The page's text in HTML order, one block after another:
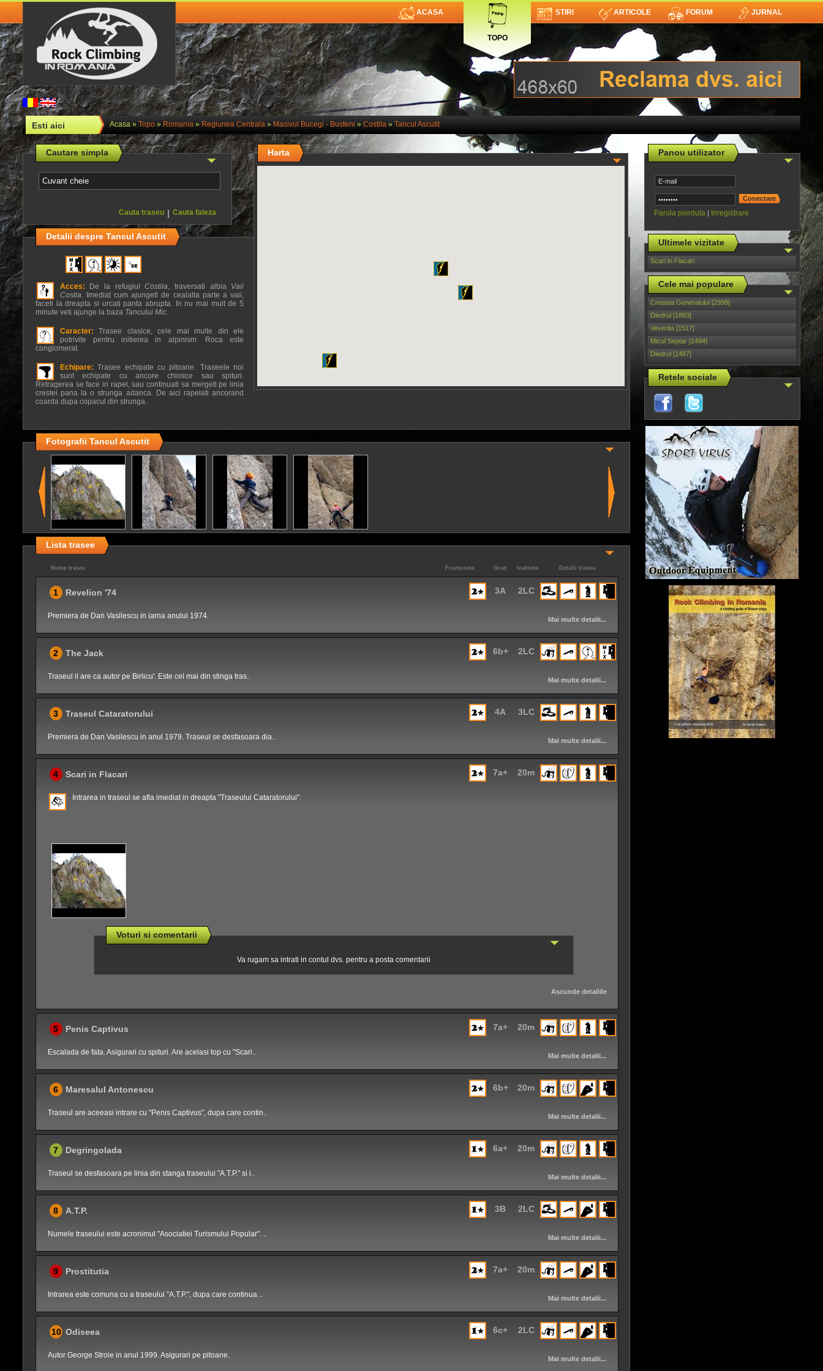
JURNAL
FORUM
ARTICOLE
STIRI
TOPO
ACASA
Esti aici Acasa» Topo» Romania» Regiunea Centrala» Masivul Bucegi - Busteni » Costila» Tancul Ascutit
Panou utilizator
Parola pierduta | Inregistrare
Ultimele vizitate
Scari in Flacari
Cele mai populare
Creasta Generalului [2998]
Diedrul [1893]
Veverita [1517]
Micul Septar [1494]
Diedrul [1487]
Retele sociale
Cautare simpla
Cauta faleza
|
Cauta traseu
Harta
Detalii despre Tancul Ascutit
Acces: De la refugiulCostila, traversati albia Vaii
Costia. Imediat cum ajungeti de cealalta parte a vaii,
faceti la dreapta si urcati panta abrupta. In nu mai mult de 5
minute veti ajunge la baza Tancului Mic.
Caracter:Trasee clasice, cele mai multe din ele
potrivite pentru initierea in alpinism. Roca este
conglomerat.
Echipare:Trasee echipate cu pitoane. Traseele noi
sunt echipate cu ancore chimice sau spituri.
Retragerea se face in rapel, sau continuati sa mergeti pe linia
crestei pana la o strunga adanca. De aici rapelati ancorand
coarda dupa copacul din strunga.
Fotografii Tancul Ascutit
Lista trasee
Detalii traseu
Inaltime
Grad
Frumusete
Nume traseu
2LC
3A
1 Revelion '74
Mai multe detalii...
Premiera de Dan Vasilescu in iarna anului 1974.
2LC
6b+
2 The Jack
Mai multe detalii...
Traseul il are ca autor pe Birlicu'. Este cel mai din stinga tras..
3LC
4A
3 Traseul Cataratorului
Mai multe detalii...
Premiera de Dan Vasilescu in anul 1979. Traseul se desfasoara dia..
20m
7a+
4 Scari in Flacari
Intrarea in traseul se afla imediat in dreapta "Traseului Cataratorului".
Voturi si comentarii
Va rugam sa intrati in contul dvs. pentru a posta comentarii
Ascunde detaliile
20m
7a+
5 Penis Captivus
Mai multe detalii...
Escalada de fata. Asigurari cu spituri. Are acelasi top cu "Scari..
20m
6b+
6 Maresalul Antonescu
Mai multe detalii...
Traseul are aceeasi intrare cu "Penis Captivus", dupa care contin..
20m
6a+
7 Degringolada
Mai multe detalii...
Traseul se desfasoara pe linia din stanga traseului "A.T.P." si i..
2LC
3B
8 A.T.P.
Mai multe detalii...
Numele traseului este acronimul "Asociatiei Turismului Popular". ..
20m
7a+
9 Prostitutia
Mai multe detalii...
Intrarea este comuna cu a traseului "A.T.P.", dupa care continua ..
2LC
6c+
10 Odiseea
Mai multe detalii...
Autor George Stroie in anul 1999. Asigurari pe pitoane.